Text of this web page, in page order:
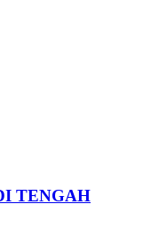
TENGAH